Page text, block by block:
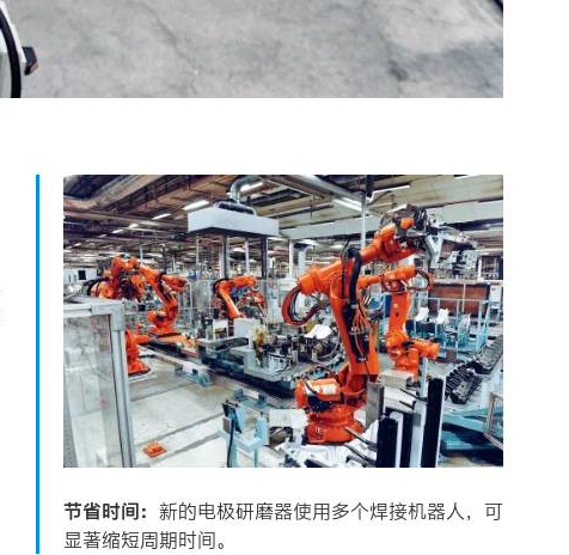
节省时间： 新的电极研磨器使用多个焊接机器人，可
显著缩短周期时间。